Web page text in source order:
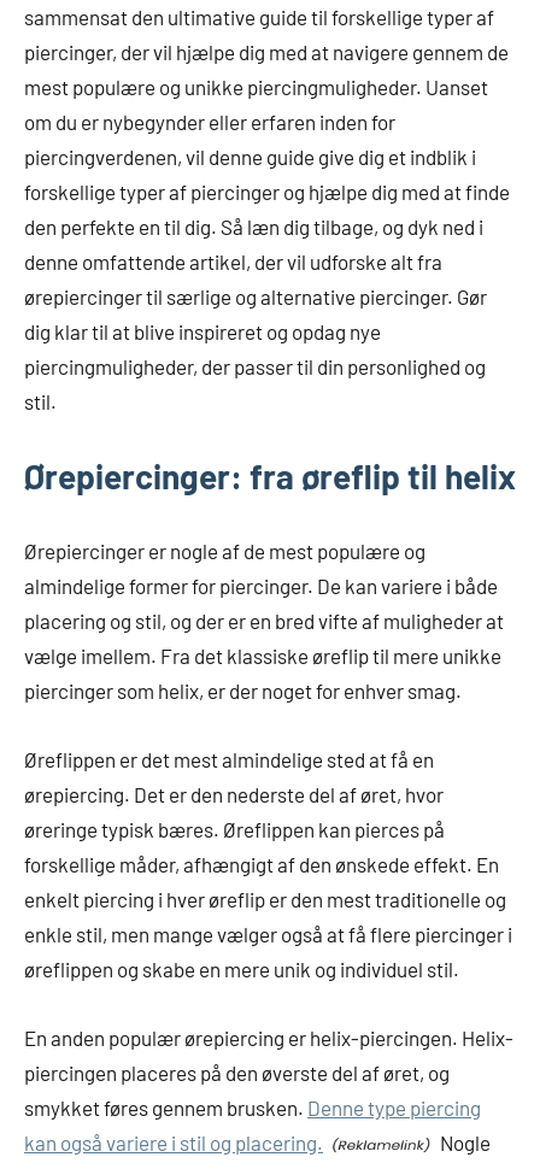
sammensat den ultimative guide til forskellige typer af
piercinger, der vil hjælpe dig med at navigere gennem de
mest populære og unikke piercingmuligheder. Uanset
om du er nybegynder eller erfaren inden for
piercingverdenen, vil denne guide give dig et indblik i
forskellige typer af piercinger og hjælpe dig med at finde
den perfekte en til dig. Så læn dig tilbage, og dyk ned i
denne omfattende artikel, der vil udforske alt fra
ørepiercinger til særlige og alternative piercinger. Gør
dig klar til at blive inspireret og opdag nye
piercingmuligheder, der passer til din personlighed og
stil.
Ørepiercinger: fra øreflip til helix
Ørepiercinger er nogle af de mest populære og
almindelige former for piercinger. De kan variere i både
placering og stil, og der er en bred vifte af muligheder at
vælge imellem. Fra det klassiske øreflip til mere unikke
piercinger som helix, er der noget for enhver smag.
Øreflippen er det mest almindelige sted at få en
ørepiercing. Det er den nederste del af øret, hvor
øreringe typisk bæres. Øreflippen kan pierces på
forskellige måder, afhængigt af den ønskede effekt. En
enkelt piercing i hver øreflip er den mest traditionelle og
enkle stil, men mange vælger også at få flere piercinger i
øreflippen og skabe en mere unik og individuel stil.
En anden populær ørepiercing er helix-piercingen. Helix-
piercingen placeres på den øverste del af øret, og
smykket føres gennem brusken. Denne type piercing
kan også variere i stil og placering.
Nogle